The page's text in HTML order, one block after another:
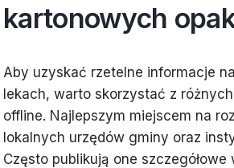
kartonowych
Aby uzyskać rzetelne informacje
lekach, warto skorzystać z
offline. Najlepszym miejscem na
lokalnych urzędów gminy oraz
Często publikują one